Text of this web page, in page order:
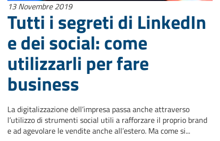
13 Novembre 2019
Tutti i segreti di LinkedIn
e dei social: come
utilizzarli per fare
business
La digitalizzazione dell’impresa passa anche attraverso
l’utilizzo di strumenti social utili a rafforzare il proprio brand
e ad agevolare le vendite anche all’estero. Ma come si...